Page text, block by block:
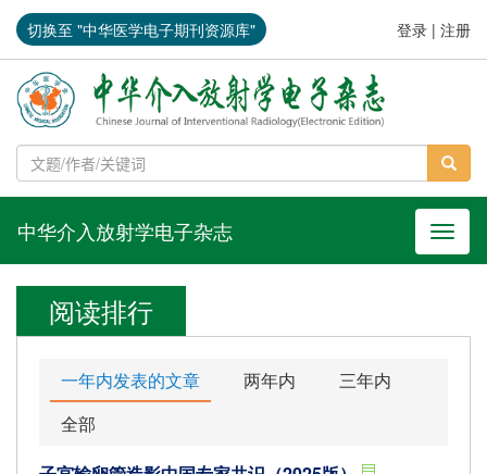
切换至 "中华医学电子期刊资源库" 登录 | 注册
导航
中华介入放射学电子杂志
阅读排行
一年内发表的文章 两年内
三年内
全部